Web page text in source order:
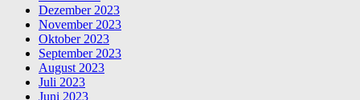
Dezember 2023
November 2023
Oktober 2023
September 2023
August 2023
Juli 2023
Juni 2023